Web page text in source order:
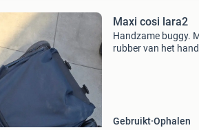
Maxi cosi lara2
Handzame buggy.
rubber van het
Gebruikt Ophalen